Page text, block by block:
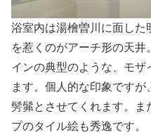
浴室内は湯檜曽川に面した
を惹くのがアーチ形の天
インの典型のような、モ
ます。個人的な印象ですが、
髣髴とさせてくれます。ま
プのタイル絵も秀逸です。